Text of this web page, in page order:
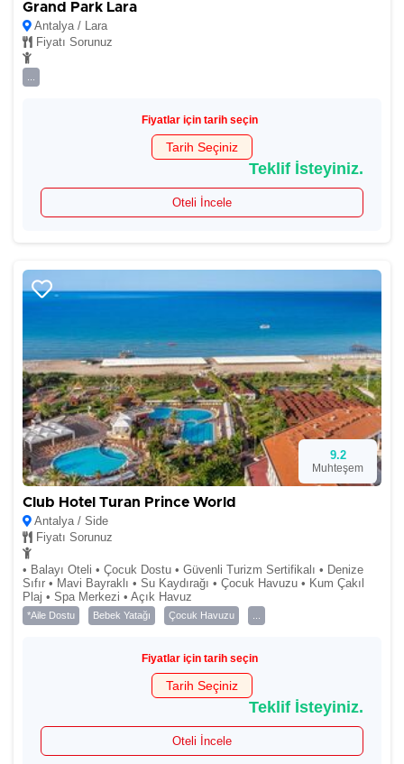
Grand Park Lara
Antalya / Lara
Fiyatı Sorunuz
Fiyatlar için tarih seçin
Tarih Seçiniz
Teklif İsteyiniz.
Oteli İncele
9.2
Muhteşem
Club Hotel Turan Prince World
Antalya / Side
Fiyatı Sorunuz
• Balayı Oteli • Çocuk Dostu • Güvenli Turizm Sertifikalı • Denize
Sıfır • Mavi Bayraklı • Su Kaydırağı • Çocuk Havuzu • Kum Çakıl
Plaj • Spa Merkezi • Açık Havuz
*Aile Dostu Bebek Yatağı Çocuk Havuzu
Fiyatlar için tarih seçin
Tarih Seçiniz
Teklif İsteyiniz.
Oteli İncele